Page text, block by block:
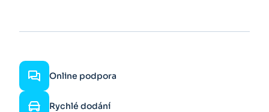
Online podpora
Rychlé dodání